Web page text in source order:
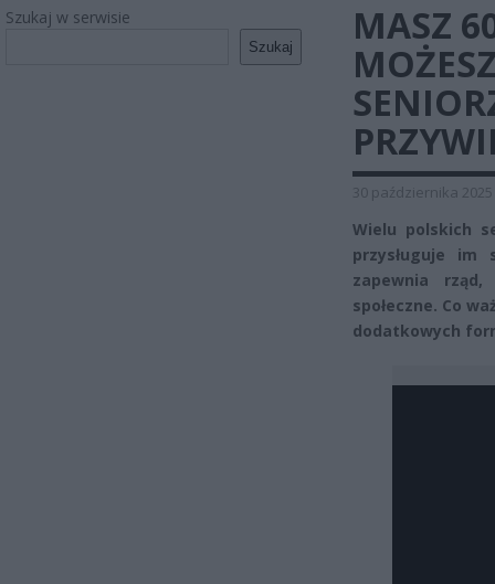
Szukaj w serwisie
Szukaj
MASZ
30 października 2025
Wielu polskich
przysługuje im
zapewnia
społeczne. Co
dodatkowych